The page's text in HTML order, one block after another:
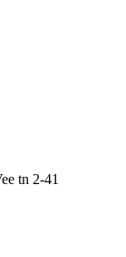
tn 2-41